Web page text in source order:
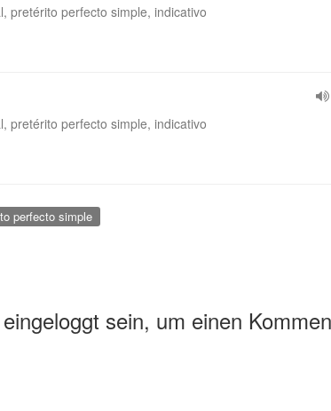
pretérito perfecto simple, indicativo
pretérito perfecto simple, indicativo
perfecto simple
sein, um einen